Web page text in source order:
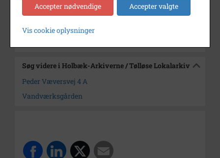
Arkiv
Holbæk-Arkiverne / Tølløse
Lokalarkiv
Kontakt arkivet
Søg videre i Holbæk-Arkiverne / Tølløse Lokalarkiv
Peder Væversvej 4 A
Vandværksgården
Accepter nødvendige Accepter valgte
Vis cookie oplysninger